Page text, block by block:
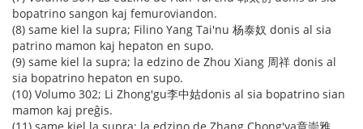
bopatrino sangon kaj femuroviandon.
(8) same kiel la supra; Filino Yang Tai'nu 杨泰奴 donis al sia
patrino mamon kaj hepaton en supo.
(9) same kiel la supra; la edzino de Zhou Xiang 周祥 donis al
sia bopatrino hepaton en supo.
(10) Volumo 302; Li Zhong'gu李中姑donis al sia bopatrino sian
mamon kaj preĝis.